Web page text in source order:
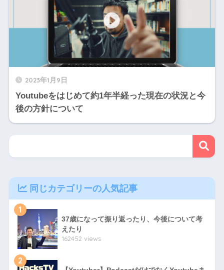
2023年1月9日
Youtubeをはじめて約1年半経った現在の状況と今
後の方針について
同じカテゴリーの人気記事
1
37歳になって振り返ったり、今後について考
えたり
162452 views
2